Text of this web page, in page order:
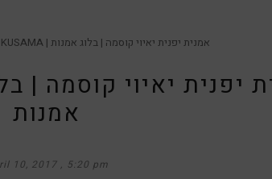
YAYOI KUSAMA | אמנית יפנית יאיוי קוסמה | בלוג אמנות
אמנות
10, 2017 5:20 pm